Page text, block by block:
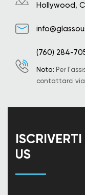
Hollywood,
(760) 284-
Nota: Per
contattarci
US